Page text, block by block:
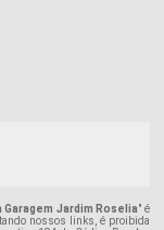
Jardim Roselia" é
nossos links, é proibida